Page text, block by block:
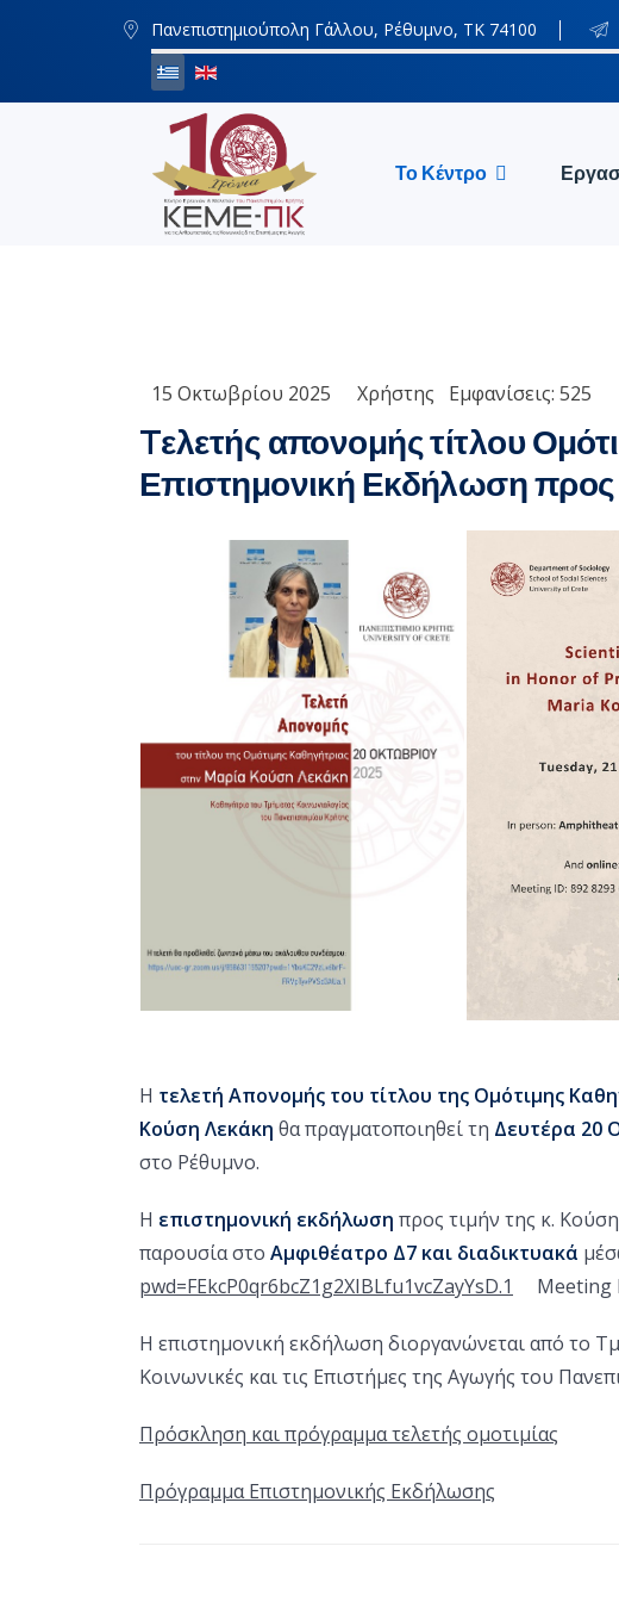
Πανεπιστημιούπολη Γάλλου, Ρέθυμνο, ΤΚ 74100
Το Κέντρο
15 Οκτωβρίου 2025 Χρήστης Εμφανίσεις: 525
Tελετής απονομής τίτλου
Επιστημονική Εκδήλωση προς
Η τελετή Απονομής του τίτλου της Ομότιμης
Κούση Λεκάκη θα πραγματοποιηθεί τη Δευτέρα 20
στο Ρέθυμνο.
Η επιστημονική εκδήλωση προς τιμήν της κ.
παρουσία στο Αμφιθέατρο Δ7 και διαδικτυακά
pwd=FEkcP0qr6bcZ1g2XIBLfu1vcZayYsD.1
Meeting
Η επιστημονική εκδήλωση διοργανώνεται από το
Κοινωνικές και τις Επιστήμες της Αγωγής του
Πρόσκληση και πρόγραμμα τελετής ομοτιμίας
Πρόγραμμα Επιστημονικής Εκδήλωσης